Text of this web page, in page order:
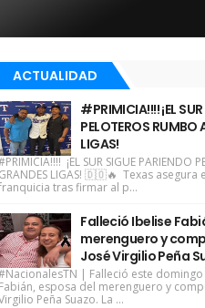
ACTUALIDAD
#PRIMICIA!!!! ¡EL
PELOTEROS RUMBO
LIGAS!
¡EL SUR SIGUE PARIENDO
LIGAS! 🇩🇴🔥 Texas asegura
tras firmar al p...
Falleció Ibelise
merenguero y
José Virgilio Peña
| Falleció este
esposa del merenguero y
Peña Suazo. La ...